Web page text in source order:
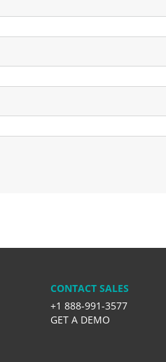
CONTACT SALES
+1 888-991-3577
GET A DEMO